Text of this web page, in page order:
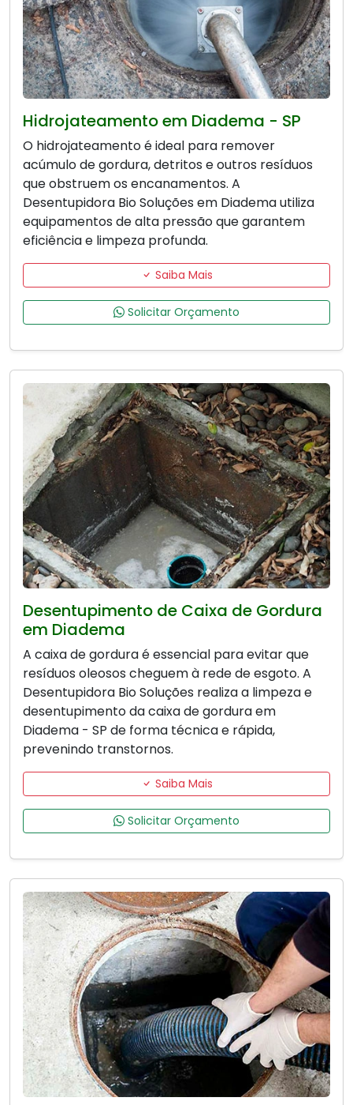
Hidrojateamento em Diadema - SP
O hidrojateamento é ideal para remover
acúmulo de gordura, detritos e outros resíduos
que obstruem os encanamentos. A
Desentupidora Bio Soluções em Diadema utiliza
equipamentos de alta pressão que garantem
eficiência e limpeza profunda.
Saiba Mais
Solicitar Orçamento
Desentupimento de Caixa de Gordura
em Diadema
A caixa de gordura é essencial para evitar que
resíduos oleosos cheguem à rede de esgoto. A
Desentupidora Bio Soluções realiza a limpeza e
desentupimento da caixa de gordura em
Diadema - SP de forma técnica e rápida,
prevenindo transtornos.
Saiba Mais
Solicitar Orçamento